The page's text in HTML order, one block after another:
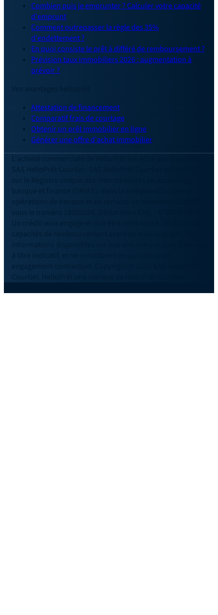
Combien puis je emprunter ? Calculer votre capacité
d'emprunt
Comment outrepasser la règle des 35%
d'endettement ?
En quoi consiste le prêt à différé de remboursement ?
Prévision taux immobiliers 2026 : augmentation à
prévoir ?
Attestation de financement
Comparatif frais de courtage
Obtenir un prêt immobilier en ligne
Générer une offre d'achat immobilier